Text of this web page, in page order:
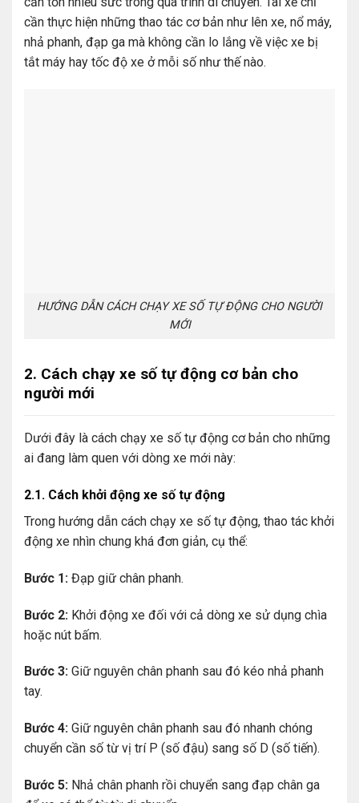
cần thực hiện những thao tác cơ bản như lên xe, nổ máy,
nhả phanh, đạp ga mà không cần lo lắng về việc xe bị
tắt máy hay tốc độ xe ở mỗi số như thế nào.
HƯỚNG DẪN CÁCH CHẠY XE SỐ TỰ ĐỘNG CHO NGƯỜI
MỚI
2. Cách chạy xe số tự động cơ bản cho
người mới
Dưới đây là cách chạy xe số tự động cơ bản cho những
ai đang làm quen với dòng xe mới này:
2.1. Cách khởi động xe số tự động
Trong hướng dẫn cách chạy xe số tự động, thao tác khởi
động xe nhìn chung khá đơn giản, cụ thể:
Bước 1: Đạp giữ chân phanh.
Bước 2: Khởi động xe đối với cả dòng xe sử dụng chìa
hoặc nút bấm.
Bước 3: Giữ nguyên chân phanh sau đó kéo nhả phanh
tay.
Bước 4: Giữ nguyên chân phanh sau đó nhanh chóng
chuyển cần số từ vị trí P (số đậu) sang số D (số tiến).
Bước 5: Nhả chân phanh rồi chuyển sang đạp chân ga